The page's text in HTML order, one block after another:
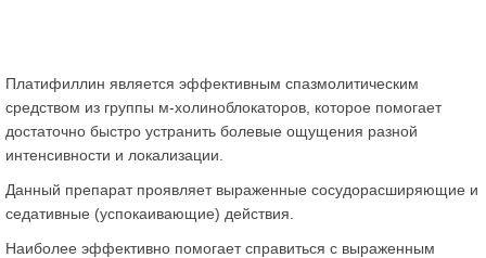
Платифиллин является эффективным спазмолитическим
средством из группы м-холиноблокаторов, которое помогает
достаточно быстро устранить болевые ощущения разной
интенсивности и локализации.
Данный препарат проявляет выраженные сосудорасширяющие и
седативные (успокаивающие) действия.
Наиболее эффективно помогает справиться с выраженным